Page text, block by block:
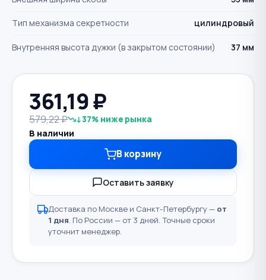
Тип механизма секретности цилиндровый
Внутренняя высота дужки (в закрытом состоянии) 37 мм
361,19₽
579,22 ₽ ↓37% ниже рынка
В наличии
В корзину
Оставить заявку
Доставка по Москве и Санкт-Петербургу — от
1 дня. По России — от 3 дней. Точные сроки
уточнит менеджер.